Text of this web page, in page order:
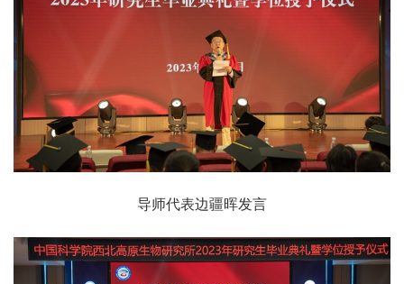
导师代表边疆晖发言